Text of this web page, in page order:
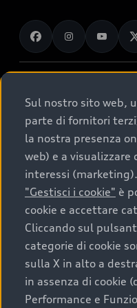
Sul nostro sito web,
parte di fornitori
la nostra presenza
web) e a
interessi
"Gestisci i cookie" è
cookie e accettare
Cliccando sul
categorie di cookie
sulla X in alto a
in assenza di cookie
Performance e
Gamma S
Audi exclusive
Trazione integrale
Cataloghi Audi
Richiedi informazioni
Richiedi un Preventivo
Richiedi un Test Drive
Audi charging
Confronta i modelli
Audi Prima Scelta :plus
Gamma auto per
Formule finanziarie e
Audi Value
Audi Value Noleggio
Audi Value Noleggio
Audi Value Noleggio P.
Audi Urban Value
Promozioni
Servizi e Manutenzione
Accessori Originali Audi
Servizi di assistenza
Guida per il
Restituzione e riciclo
Campagna d'intervento
Azioni di richiamo
Schede di Soccorso
Servizi digitali
Audi Financial Services
Accessibilità
Privacy
Cookie Setting
Lavora
Volkswagen Group Italia
Digital Services Act
Regolamento
Note legali Audi AG
Nel presente sito sono
puramente indicative
pertanto il Cliente a